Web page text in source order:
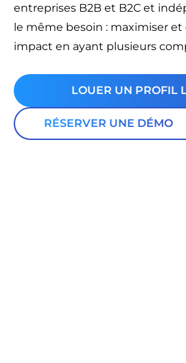
entreprises B2B et B2C et
le même besoin : maximiser
impact en ayant plusieurs
LOUER UN PROFIL
RÉSERVER UNE DÉMO